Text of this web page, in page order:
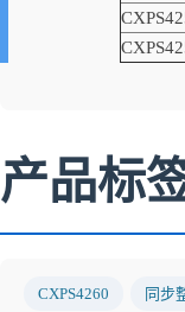
产品标
CXPS4260 同步